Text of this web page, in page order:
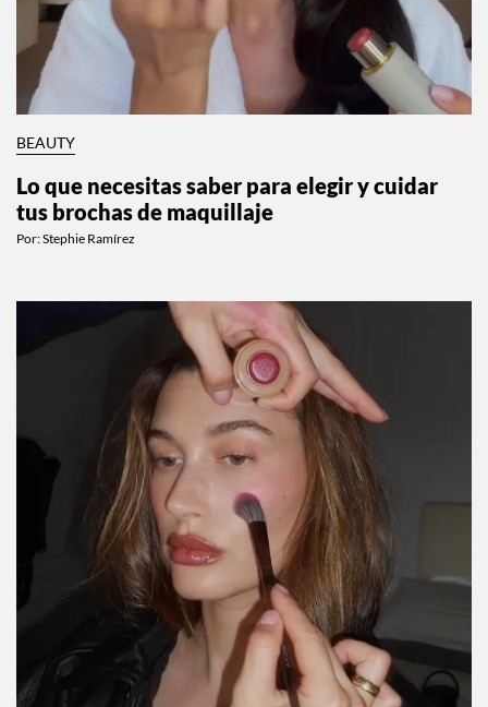
BEAUTY
Lo que necesitas saber para elegir y cuidar
tus brochas de maquillaje
Por:Stephie Ramírez